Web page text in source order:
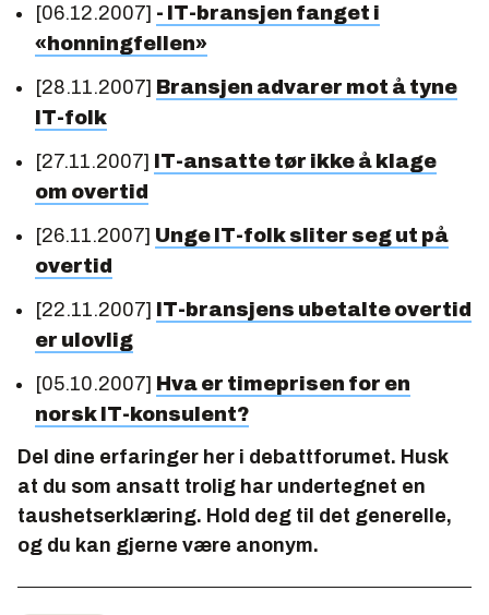
[06.12.2007] - IT-bransjen fanget i
«honningfellen»
[28.11.2007] Bransjen advarer mot å tyne
IT-folk
[27.11.2007] IT-ansatte tør ikke å klage
om overtid
[26.11.2007] Unge IT-folk sliter seg ut på
overtid
[22.11.2007] IT-bransjens ubetalte overtid
er ulovlig
[05.10.2007] Hva er timeprisen for en
norsk IT-konsulent?
Del dine erfaringer her i debattforumet. Husk
at du som ansatt trolig har undertegnet en
taushetserklæring. Hold deg til det generelle,
og du kan gjerne være anonym.